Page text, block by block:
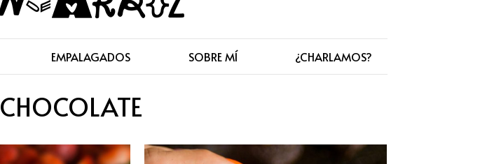
EMPALAGADOS SOBRE MÍ ¿CHARLAMOS?
CHOCOLATE